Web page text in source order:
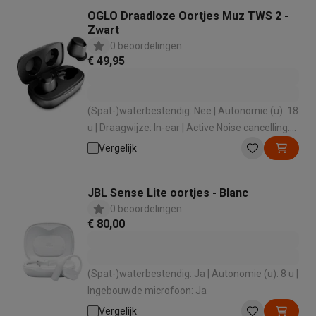
OGLO Draadloze Oortjes Muz TWS 2 -
Zwart
0 beoordelingen
€ 49,95
(Spat-)waterbestendig: Nee | Autonomie (u): 18
u | Draagwijze: In-ear | Active Noise cancelling:
Nee | Ingebouwde microfoon: Ja
Vergelijk
JBL Sense Lite oortjes - Blanc
0 beoordelingen
€ 80,00
(Spat-)waterbestendig: Ja | Autonomie (u): 8 u |
Ingebouwde microfoon: Ja
Vergelijk